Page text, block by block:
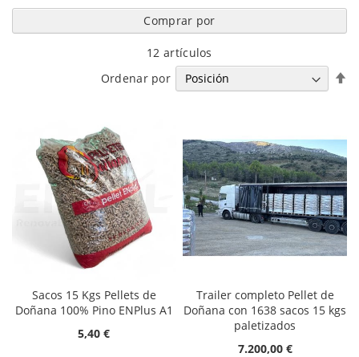
12 artículos
Ordenar por
Sacos 15 Kgs Pellets de
Doñana 100% Pino ENPlus A1
5,40 €
Trailer completo Pellet de
Doñana con 1638 sacos 15 kgs
paletizados
7.200,00 €
Comprar por